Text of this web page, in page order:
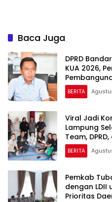
Baca Juga
DPRD
KUA 2026,
BERITA
Viral Jadi
Lampung
Team,
BERITA
Pemkab
dengan LDII
Prioritas